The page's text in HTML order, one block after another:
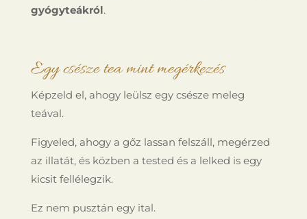
gyógyteákról.
Egy csésze tea mint megérkezés
Képzeld el, ahogy leülsz egy csésze meleg
teával.
Figyeled, ahogy a gőz lassan felszáll, megérzed
az illatát, és közben a tested és a lelked is egy
kicsit fellélegzik.
Ez nem pusztán egy ital.